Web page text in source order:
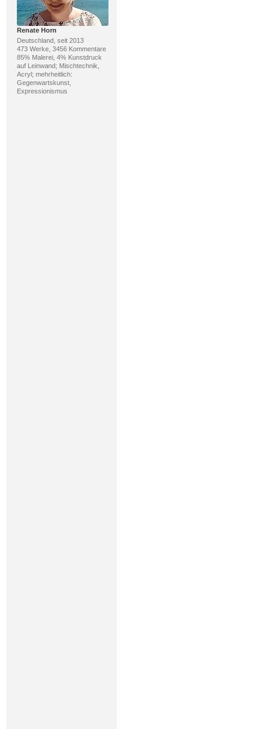
Renate Horn
Deutschland, seit 2013
473 Werke, 3456 Kommentare
85% Malerei, 4% Kunstdruck
auf Leinwand; Mischtechnik,
Acryl; mehrheitlich:
Gegenwartskunst,
Expressionismus